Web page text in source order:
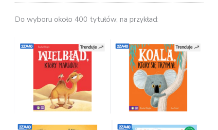
Do wyboru około 400 tytułów, na przykład: